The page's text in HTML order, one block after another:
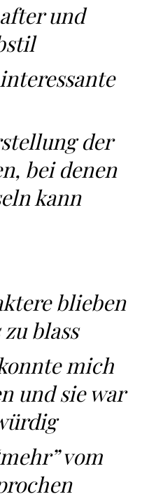
und
der
bei denen
kann
blieben
blass
mich
und sie war
vom